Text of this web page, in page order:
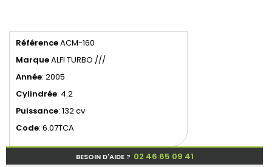
RéférenceACM-160
MarqueALFI TURBO ///
Année: 2005
Cylindrée: 4.2
Puissance: 132 cv
Code: 6.07TCA
BESOIN D'AIDE ? 02 46 65 09 41